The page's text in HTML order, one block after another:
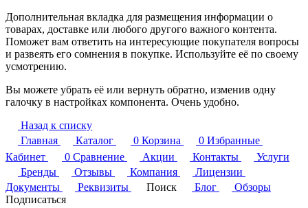
Дополнительная вкладка для размещения информации о
товарах, доставке или любого другого важного контента.
Поможет вам ответить на интересующие покупателя вопросы
и развеять его сомнения в покупке. Используйте её по своему
усмотрению.
Вы можете убрать её или вернуть обратно, изменив одну
галочку в настройках компонента. Очень удобно.
Назад к списку
Главная
Каталог 0 Корзина 0 Избранные
Кабинет
0 Сравнение Акции Контакты
Услуги
Бренды
Отзывы Компания
Лицензии
Документы
Реквизиты Поиск Блог
Обзоры
Подписаться